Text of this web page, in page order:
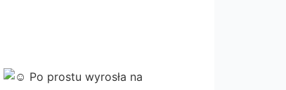
Po prostu wyrosła na